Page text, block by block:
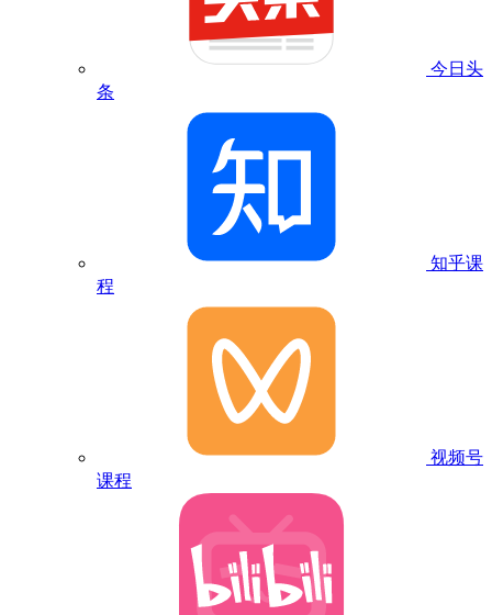
今日头
条
知乎课
程
视频号
课程